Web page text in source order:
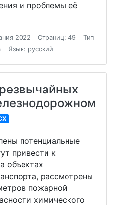
и проблемы её
2022 Страниц: 49
Тип
Язык: русский
потенциальные
привести к
объектах
рассмотрены
пожарной
химического